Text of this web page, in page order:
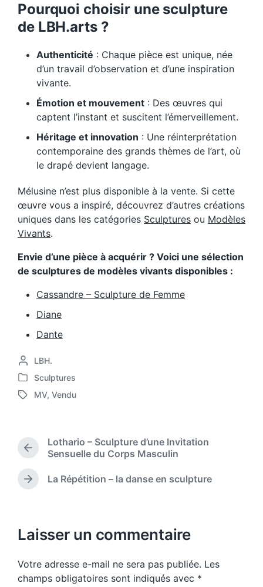
Pourquoi choisir une sculpture
de LBH.arts ?
Authenticité : Chaque pièce est unique, née
d’un travail d’observation et d’une inspiration
vivante.
Émotion et mouvement : Des œuvres qui
captent l’instant et suscitent l’émerveillement.
Héritage et innovation : Une réinterprétation
contemporaine des grands thèmes de l’art, où
le drapé devient langage.
Mélusine n’est plus disponible à la vente. Si cette
œuvre vous a inspiré, découvrez d’autres créations
uniques dans les catégories Sculptures ou Modèles
Vivants.
Envie d’une pièce à acquérir ? Voici une sélection
de sculptures de modèles vivants disponibles :
Cassandre – Sculpture de Femme
Diane
Dante
P
o
t
y
LBH.
P
o
d
n
Sculptures
T
e
w
MV, Vendu
P
e
v
s
o
s
t
Lothario – Sculpture d’une Invitation
Sensuelle du Corps Masculin
N
p
o
t
:
La Répétition – la danse en sculpture
Laisser un commentaire
Votre adresse e-mail ne sera pas publiée. Les
champs obligatoires sont indiqués avec *